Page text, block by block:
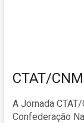
CTAT/
A Jornada
Confederação